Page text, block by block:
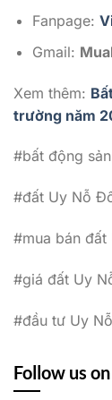
Fanpage:
Gmail:
Xem thêm:
trường năm
#bất động
#đất Uy Nỗ
#mua bán đất
#giá đất Uy
#đầu tư Uy
Follow us